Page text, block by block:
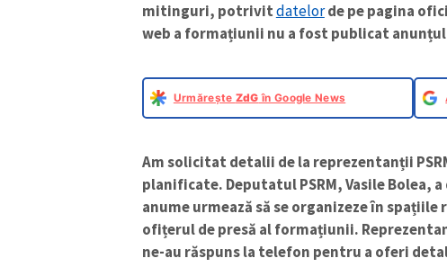
mitinguri, potrivitdatelorde pe pagina
web a formațiunii nu a fost publicat
Urmărește ZdG în Google News
Am solicitat detalii de la reprezentanții
planificate. Deputatul PSRM, Vasile Bolea,
anume urmează să se organizeze în
ofițerul de presă al formațiunii.
ne-au răspuns la telefon pentru a oferi